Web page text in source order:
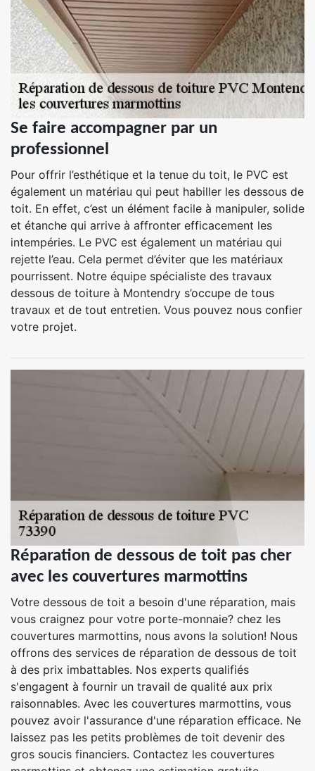
Se faire accompagner par un
professionnel
Pour offrir l’esthétique et la tenue du toit, le PVC est
également un matériau qui peut habiller les dessous de
toit. En effet, c’est un élément facile à manipuler, solide
et étanche qui arrive à affronter efficacement les
intempéries. Le PVC est également un matériau qui
rejette l’eau. Cela permet d’éviter que les matériaux
pourrissent. Notre équipe spécialiste des travaux
dessous de toiture à Montendry s’occupe de tous
travaux et de tout entretien. Vous pouvez nous confier
votre projet.
Réparation de dessous de toit pas cher
avec les couvertures marmottins
Votre dessous de toit a besoin d'une réparation, mais
vous craignez pour votre porte-monnaie? chez les
couvertures marmottins, nous avons la solution! Nous
offrons des services de réparation de dessous de toit
à des prix imbattables. Nos experts qualifiés
s'engagent à fournir un travail de qualité aux prix
raisonnables. Avec les couvertures marmottins, vous
pouvez avoir l'assurance d'une réparation efficace. Ne
laissez pas les petits problèmes de toit devenir des
gros soucis financiers. Contactez les couvertures